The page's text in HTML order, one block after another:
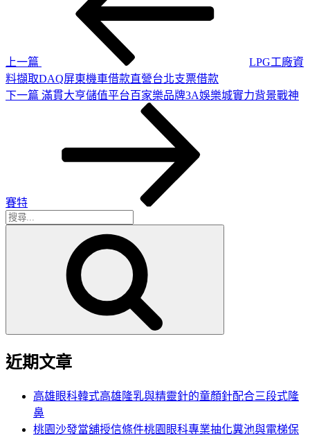
上一篇
LPG工廠資
料擷取DAQ屏東機車借款直營台北支票借款
下
下一篇 滿貫大亨儲值平台百家樂品牌3A娛樂城實力背景戰神
賽特
搜
近期文章
高雄眼科韓式高雄隆乳與精靈針的童顏針配合三段式隆
鼻
桃園沙發當舖授信條件桃園眼科專業抽化糞池與電梯保